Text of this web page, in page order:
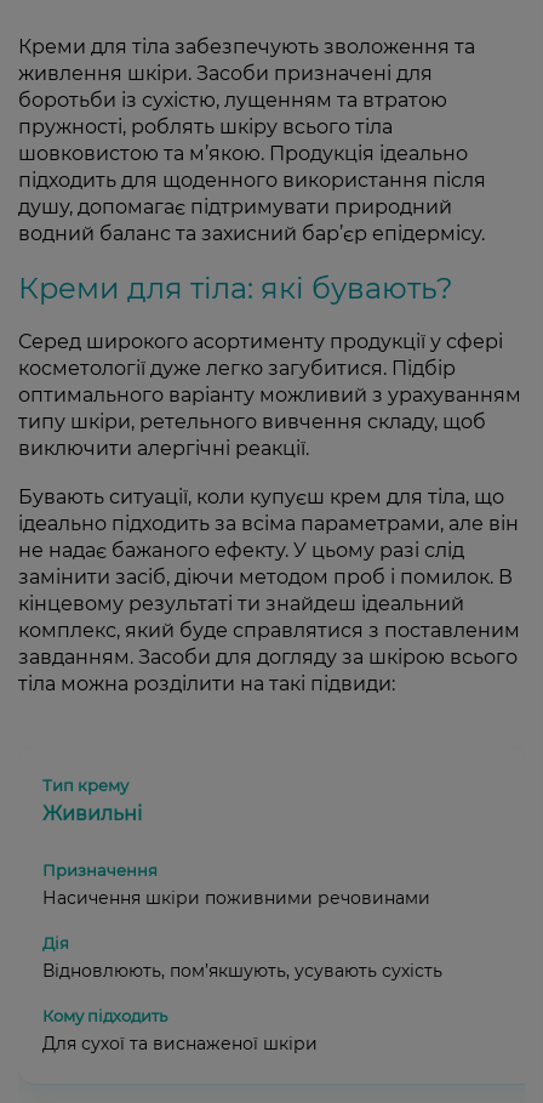
Креми для тіла забезпечують зволоження та
живлення шкіри. Засоби призначені для
боротьби із сухістю, лущенням та втратою
пружності, роблять шкіру всього тіла
шовковистою та м’якою. Продукція ідеально
підходить для щоденного використання після
душу, допомагає підтримувати природний
водний баланс та захисний бар’єр епідермісу.
Креми для тіла: які бувають?
Серед широкого асортименту продукції у сфері
косметології дуже легко загубитися. Підбір
оптимального варіанту можливий з урахуванням
типу шкіри, ретельного вивчення складу, щоб
виключити алергічні реакції.
Бувають ситуації, коли купуєш крем для тіла, що
ідеально підходить за всіма параметрами, але він
не надає бажаного ефекту. У цьому разі слід
замінити засіб, діючи методом проб і помилок. В
кінцевому результаті ти знайдеш ідеальний
комплекс, який буде справлятися з поставленим
завданням. Засоби для догляду за шкірою всього
тіла можна розділити на такі підвиди:
Живильні
Насичення шкіри поживними речовинами
Відновлюють, пом’якшують, усувають сухість
Для сухої та виснаженої шкіри